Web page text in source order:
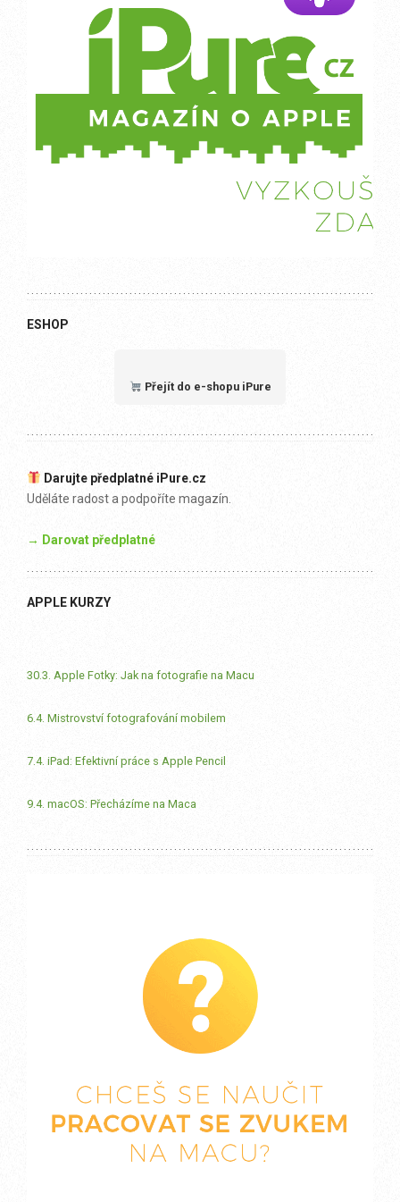
ESHOP
Přejít do e-shopu iPure
Darujte předplatné iPure.cz
Uděláte radost a podpoříte magazín.
→ Darovat předplatné
APPLE KURZY
30.3. Apple Fotky: Jak na fotografie na Macu
6.4. Mistrovství fotografování mobilem
7.4. iPad: Efektivní práce s Apple Pencil
9.4. macOS: Přecházíme na Maca